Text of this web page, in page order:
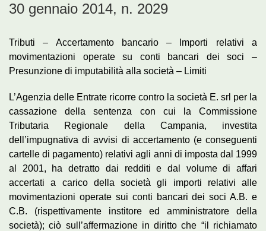
30 gennaio 2014, n. 2029
Tributi – Accertamento bancario – Importi relativi a
movimentazioni operate su conti bancari dei soci –
Presunzione di imputabilità alla società – Limiti
L’Agenzia delle Entrate ricorre contro la società E. srl per la
cassazione della sentenza con cui la Commissione
Tributaria Regionale della Campania, investita
dell’impugnativa di avvisi di accertamento (e conseguenti
cartelle di pagamento) relativi agli anni di imposta dal 1999
al 2001, ha detratto dai redditi e dal volume di affari
accertati a carico della società gli importi relativi alle
movimentazioni operate sui conti bancari dei soci A.B. e
C.B. (rispettivamente institore ed amministratore della
società); ciò sull’affermazione in diritto che “il richiamato